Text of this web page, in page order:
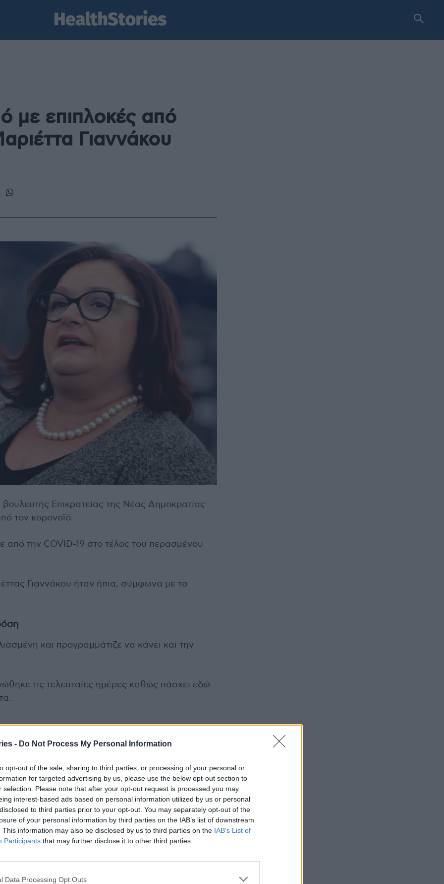
- Do Not Process My Personal Information
opt-out of the sale, sharing to third parties, or processing of your personal or
for targeted advertising by us, please use the below opt-out section to
selection. Please note that after your opt-out request is processed you may
interest-based ads based on personal information utilized by us or personal
to third parties prior to your opt-out. You may separately opt-out of the
of your personal information by third parties on the IAB’s list of downstream
This information may also be disclosed by us to third parties on the IAB’s List of
Participants that may further disclose it to other third parties.
Data Processing Opt Outs
με επιπλοκές από
Γιαννάκου
Επικρατείας της Νέας Δημοκρατίας
τον κορονοϊό.
από την COVID-19 στο τέλος του περασμένου
Γιαννάκου ήταν ήπια, σύμφωνα με το
και προγραμμάτιζε να κάνει και την
τις τελευταίες ημέρες καθώς πάσχει εδώ
για ένα λεμονάτο ρόφημα
στενό συνεργάτη της για τον «μπαγάσα» τον
νοσοκομείο Ευαγγελισμός